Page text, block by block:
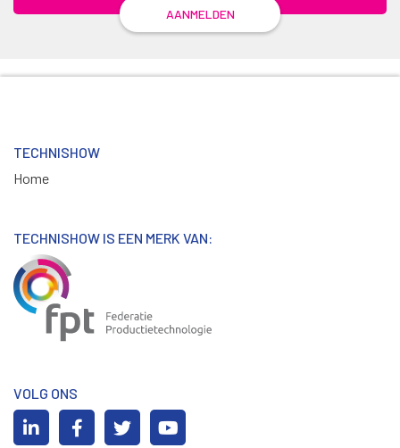
AANMELDEN
TECHNISHOW
Home
TECHNISHOW IS EEN MERK VAN:
VOLG ONS